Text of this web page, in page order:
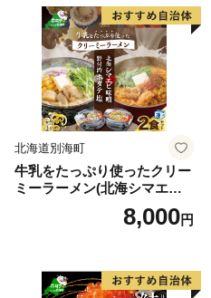
身 さけ切身 国産鮭 国産秋鮭
地場産鮭 地場産秋鮭 ふるさ
と納税 訳あり 訳あり鮭 訳あ
りシャケ 訳あり秋鮭 訳あり
切り身 訳あり 切身）
北海道別海町
牛乳をたっぷり使ったクリー
ミーラーメン(北海シマエビ
味噌×1食+野付湾ホタテ塩×
１食 (合計2食セット))8,000円